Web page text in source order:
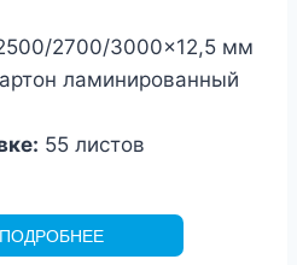
2700/3000×12,5 мм
ламинированный
55 листов
ПОДРОБНЕЕ